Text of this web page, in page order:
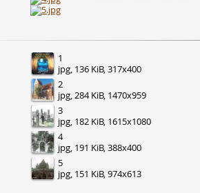
1
jpg, 136 KiB, 317x400
2
jpg, 284 KiB, 1470x959
3
jpg, 182 KiB, 1615x1080
4
jpg, 191 KiB, 388x400
5
jpg, 151 KiB, 974x613